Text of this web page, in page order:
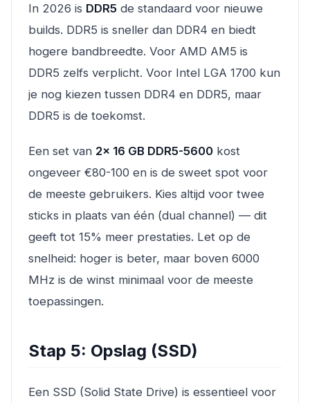
In 2026 is DDR5 de standaard voor nieuwe
builds. DDR5 is sneller dan DDR4 en biedt
hogere bandbreedte. Voor AMD AM5 is
DDR5 zelfs verplicht. Voor Intel LGA 1700 kun
je nog kiezen tussen DDR4 en DDR5, maar
DDR5 is de toekomst.
Een set van 2x 16 GB DDR5-5600 kost
ongeveer €80-100 en is de sweet spot voor
de meeste gebruikers. Kies altijd voor twee
sticks in plaats van één (dual channel) — dit
geeft tot 15% meer prestaties. Let op de
snelheid: hoger is beter, maar boven 6000
MHz is de winst minimaal voor de meeste
toepassingen.
Stap 5: Opslag (SSD)
Een SSD (Solid State Drive) is essentieel voor